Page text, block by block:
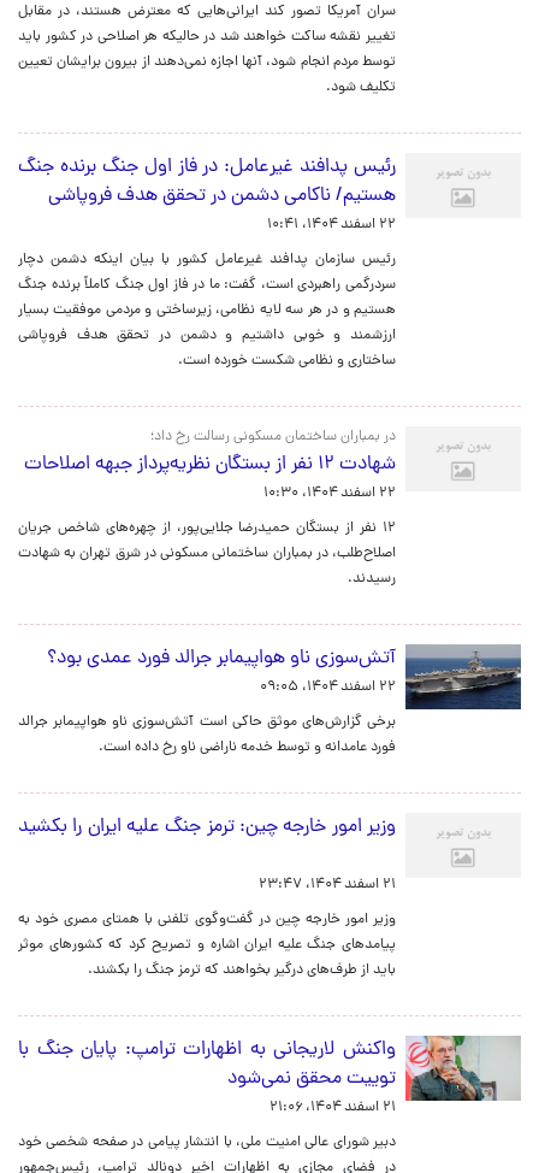
سران آمریکا تصور کند ایرانی‌هایی که معترض هستند، در مقابل
تغییر نقشه ساکت خواهند شد در حالیکه هر اصلاحی در کشور باید
توسط مردم انجام شود، آنها اجازه نمی‌دهند از بیرون برایشان تعیین
تکلیف شود.
رئیس پدافند غیرعامل: در فاز اول جنگ برنده جنگ
هستیم/ ناکامی دشمن در تحقق هدف فروپاشی
۲۲ اسفند ۱۴۰۴، ۱۰:۴۱
رئیس سازمان پدافند غیرعامل کشور با بیان اینکه دشمن دچار
سردرگمی راهبردی است، گفت: ما در فاز اول جنگ کاملاً برنده جنگ
هستیم و در هر سه لایه نظامی، زیرساختی و مردمی موفقیت بسیار
ارزشمند و خوبی داشتیم و دشمن در تحقق هدف فروپاشی
ساختاری و نظامی شکست خورده است.
در بمباران‌ ساختمان مسکونی رسالت‌ رخ داد؛
شهادت ۱۲ نفر از بستگان‌ نظریه‌پرداز جبهه اصلاحات‌
۲۲ اسفند ۱۴۰۴، ۱۰:۳۰
۱۲ نفر از بستگان حمیدرضا جلایی‌پور، از چهره‌های شاخص جریان
اصلاح‌طلب، در بمباران ساختمانی مسکونی در شرق تهران به شهادت
رسیدند.
آتش‌سوزی ناو هواپیمابر جرالد فورد عمدی بود؟
۲۲ اسفند ۱۴۰۴، ۰۹:۰۵
برخی گزارش‌های موثق حاکی است آتش‌سوزی ناو هواپیمابر جرالد
فورد عامدانه و توسط خدمه ناراضی ناو رخ داده است.
وزیر امور خارجه چین: ترمز جنگ علیه ایران را بکشید
۲۱ اسفند ۱۴۰۴، ۲۳:۴۷
وزیر امور خارجه چین در گفت‌وگوی تلفنی با همتای مصری خود به
پیامدهای جنگ علیه ایران اشاره و تصریح کرد که کشورهای موثر
باید از طرف‌های درگیر بخواهند که ترمز جنگ را بکشند.
واکنش لاریجانی به اظهارات ترامپ: پایان جنگ با
توییت محقق نمی‌شود
۲۱ اسفند ۱۴۰۴، ۲۱:۰۶
دبیر شورای عالی امنیت ملی، با انتشار پیامی در صفحه شخصی خود
در فضای مجازی به اظهارات اخیر دونالد ترامپ، رئیس‌جمهور